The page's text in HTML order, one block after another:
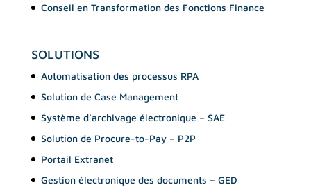
Conseil en Transformation des Fonctions Finance
SOLUTIONS
Automatisation des processus RPA
Solution de Case Management
Système d’archivage électronique – SAE
Solution de Procure-to-Pay – P2P
Portail Extranet
Gestion électronique des documents – GED